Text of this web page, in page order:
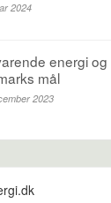
2024
energi og
mål
2023